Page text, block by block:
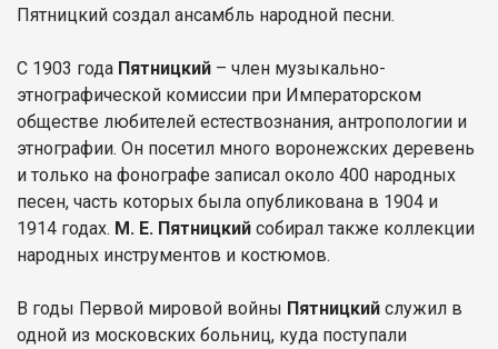
Пятницкий создал ансамбль народной песни.
С 1903 года Пятницкий – член музыкально-
этнографической комиссии при Императорском
обществе любителей естествознания, антропологии и
этнографии. Он посетил много воронежских деревень
и только на фонографе записал около 400 народных
песен, часть которых была опубликована в 1904 и
1914 годах. М. Е. Пятницкий собирал также коллекции
народных инструментов и костюмов.
В годы Первой мировой войны Пятницкий служил в
одной из московских больниц, куда поступали